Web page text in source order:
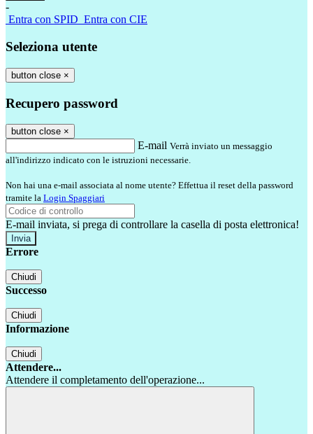
-
Entra con SPID Entra con CIE
Seleziona utente
button close ×
Recupero password
button close ×
E-mail Verrà inviato un messaggio
all'indirizzo indicato con le istruzioni necessarie.
Non hai una e-mail associata al nome utente? Effettua il reset della password
tramite la Login Spaggiari
E-mail inviata, si prega di controllare la casella di posta elettronica!
Errore
Chiudi
Successo
Chiudi
Informazione
Chiudi
Attendere...
Attendere il completamento dell'operazione...